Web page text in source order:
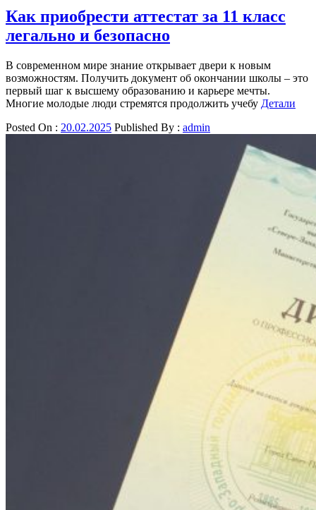
Как приобрести аттестат за 11 класс
легально и безопасно
В современном мире знание открывает двери к новым
возможностям. Получить документ об окончании школы – это
первый шаг к высшему образованию и карьере мечты.
Многие молодые люди стремятся продолжить учебу Детали
Posted On : 20.02.2025 Published By : admin